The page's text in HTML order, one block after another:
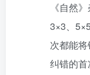
《自然
3×3、
次都能
纠错的